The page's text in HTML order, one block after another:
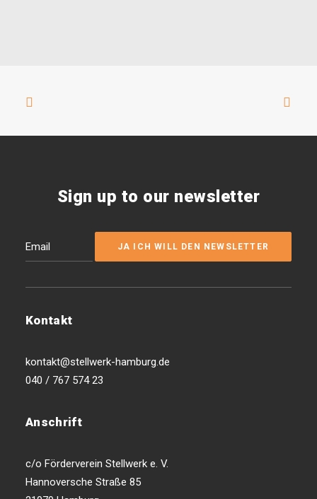
Sign up to our newsletter
Kontakt
kontakt@stellwerk-hamburg.de
040 / 767 574 23
Anschrift
c/o Förderverein Stellwerk e. V.
Hannoversche Straße 85